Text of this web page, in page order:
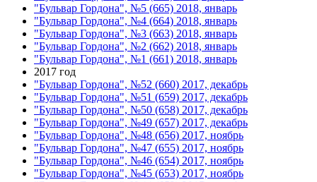
"Бульвар Гордона", №5 (665) 2018, январь
"Бульвар Гордона", №4 (664) 2018, январь
"Бульвар Гордона", №3 (663) 2018, январь
"Бульвар Гордона", №2 (662) 2018, январь
"Бульвар Гордона", №1 (661) 2018, январь
2017 год
"Бульвар Гордона", №52 (660) 2017, декабрь
"Бульвар Гордона", №51 (659) 2017, декабрь
"Бульвар Гордона", №50 (658) 2017, декабрь
"Бульвар Гордона", №49 (657) 2017, декабрь
"Бульвар Гордона", №48 (656) 2017, ноябрь
"Бульвар Гордона", №47 (655) 2017, ноябрь
"Бульвар Гордона", №46 (654) 2017, ноябрь
"Бульвар Гордона", №45 (653) 2017, ноябрь